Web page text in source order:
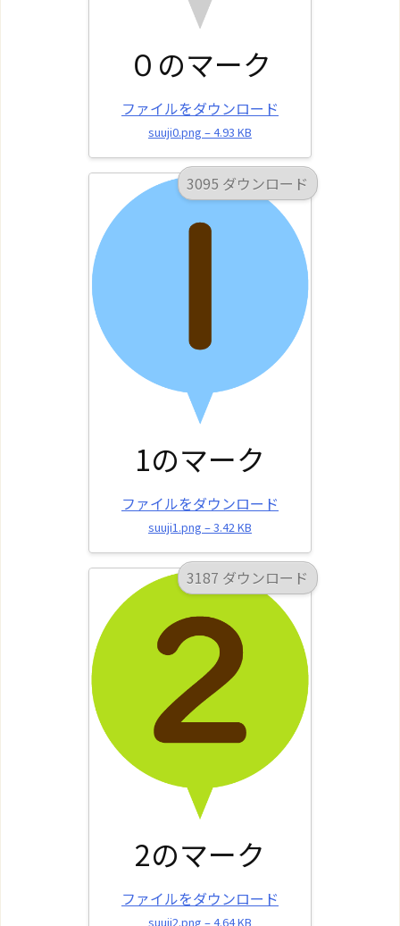
０のマーク
ファイルをダウンロード
suuji0.png – 4.93 KB
3095 ダウンロード
1のマーク
ファイルをダウンロード
suuji1.png – 3.42 KB
3187 ダウンロード
2のマーク
ファイルをダウンロード
suuji2.png – 4.64 KB